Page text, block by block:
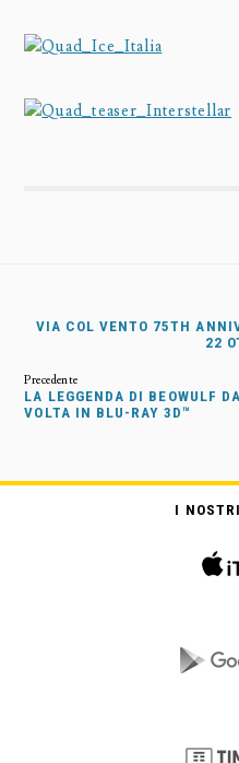
VIA COL VENTO 75TH
22
LA LEGGENDA DI BEOWULF
VOLTA IN BLU-RAY 3D™
I